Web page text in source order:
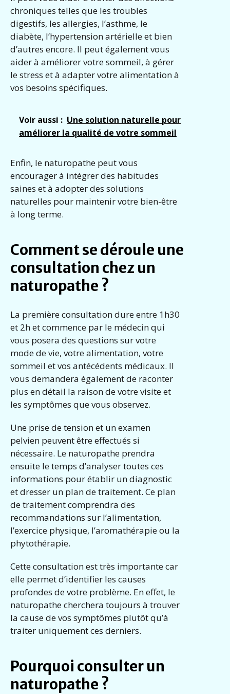
chroniques telles que les troubles
digestifs, les allergies, l’asthme, le
diabète, l’hypertension artérielle et bien
d’autres encore. Il peut également vous
aider à améliorer votre sommeil, à gérer
le stress et à adapter votre alimentation à
vos besoins spécifiques.
Voir aussi : Une solution naturelle pour
améliorer la qualité de votre sommeil
Enfin, le naturopathe peut vous
encourager à intégrer des habitudes
saines et à adopter des solutions
naturelles pour maintenir votre bien-être
à long terme.
Comment se déroule une
consultation chez un
naturopathe ?
La première consultation dure entre 1h30
et 2h et commence par le médecin qui
vous posera des questions sur votre
mode de vie, votre alimentation, votre
sommeil et vos antécédents médicaux. Il
vous demandera également de raconter
plus en détail la raison de votre visite et
les symptômes que vous observez.
Une prise de tension et un examen
pelvien peuvent être effectués si
nécessaire. Le naturopathe prendra
ensuite le temps d’analyser toutes ces
informations pour établir un diagnostic
et dresser un plan de traitement. Ce plan
de traitement comprendra des
recommandations sur l’alimentation,
l’exercice physique, l’aromathérapie ou la
phytothérapie.
Cette consultation est très importante car
elle permet d’identifier les causes
profondes de votre problème. En effet, le
naturopathe cherchera toujours à trouver
la cause de vos symptômes plutôt qu’à
traiter uniquement ces derniers.
Pourquoi consulter un
naturopathe ?